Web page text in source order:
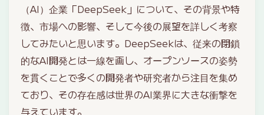
（AI）企業「DeepSeek」について、その背景や特
徴、市場への影響、そして今後の展望を詳しく考察
してみたいと思います。DeepSeekは、従来の閉鎖
的なAI開発とは一線を画し、オープンソースの姿勢
を貫くことで多くの開発者や研究者から注目を集め
ており、その存在感は世界のAI業界に大きな衝撃を
与えています。